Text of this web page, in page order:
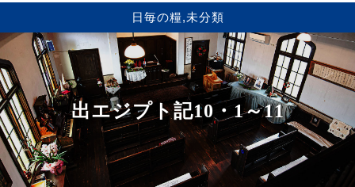
日毎の糧,未分類
出エジプト記10・1～11